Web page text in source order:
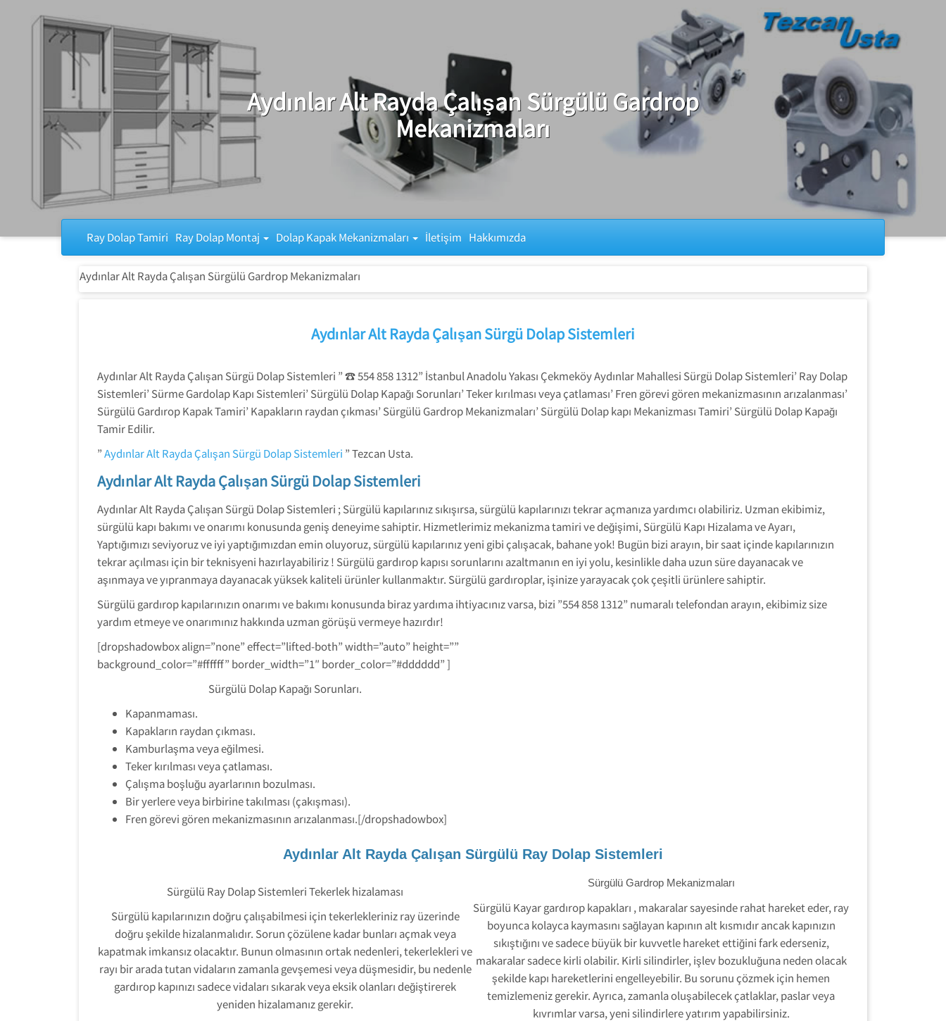
Aydınlar Alt Rayda Çalışan Sürgülü Gardrop
Mekanizmaları
Ray Dolap Tamiri Ray Dolap Montaj Dolap Kapak Mekanizmaları İletişim Hakkımızda
Aydınlar Alt Rayda Çalışan Sürgülü Gardrop Mekanizmaları
Aydınlar Alt Rayda Çalışan Sürgü Dolap Sistemleri
Aydınlar Alt Rayda Çalışan Sürgü Dolap Sistemleri ” ☎ 554 858 1312” İstanbul Anadolu Yakası Çekmeköy Aydınlar Mahallesi Sürgü Dolap Sistemleri’ Ray Dolap
Sistemleri’ Sürme Gardolap Kapı Sistemleri’ Sürgülü Dolap Kapağı Sorunları’ Teker kırılması veya çatlaması’ Fren görevi gören mekanizmasının arızalanması’
Sürgülü Gardırop Kapak Tamiri’ Kapakların raydan çıkması’ Sürgülü Gardrop Mekanizmaları’ Sürgülü Dolap kapı Mekanizması Tamiri’ Sürgülü Dolap Kapağı
Tamir Edilir.
”Aydınlar Alt Rayda Çalışan Sürgü Dolap Sistemleri ” Tezcan Usta.
Aydınlar Alt Rayda Çalışan Sürgü Dolap Sistemleri
Aydınlar Alt Rayda Çalışan Sürgü Dolap Sistemleri ; Sürgülü kapılarınız sıkışırsa, sürgülü kapılarınızı tekrar açmanıza yardımcı olabiliriz. Uzman ekibimiz,
sürgülü kapı bakımı ve onarımı konusunda geniş deneyime sahiptir. Hizmetlerimiz mekanizma tamiri ve değişimi, Sürgülü Kapı Hizalama ve Ayarı,
Yaptığımızı seviyoruz ve iyi yaptığımızdan emin oluyoruz, sürgülü kapılarınız yeni gibi çalışacak, bahane yok! Bugün bizi arayın, bir saat içinde kapılarınızın
tekrar açılması için bir teknisyeni hazırlayabiliriz ! Sürgülü gardırop kapısı sorunlarını azaltmanın en iyi yolu, kesinlikle daha uzun süre dayanacak ve
aşınmaya ve yıpranmaya dayanacak yüksek kaliteli ürünler kullanmaktır. Sürgülü gardıroplar, işinize yarayacak çok çeşitli ürünlere sahiptir.
Sürgülü gardırop kapılarınızın onarımı ve bakımı konusunda biraz yardıma ihtiyacınız varsa, bizi ”554 858 1312” numaralı telefondan arayın, ekibimiz size
yardım etmeye ve onarımınız hakkında uzman görüşü vermeye hazırdır!
[dropshadowbox align=”none” effect=”lifted-both” width=”auto” height=””
background_color=”#ffffff” border_width=”1″ border_color=”#dddddd” ]
Sürgülü Dolap Kapağı Sorunları.
Kapanmaması.
Kapakların raydan çıkması.
Kamburlaşma veya eğilmesi.
Teker kırılması veya çatlaması.
Çalışma boşluğu ayarlarının bozulması.
Bir yerlere veya birbirine takılması (çakışması).
Fren görevi gören mekanizmasının arızalanması.[/dropshadowbox]
Aydınlar Alt Rayda Çalışan Sürgülü Ray Dolap Sistemleri
Sürgülü Ray Dolap Sistemleri Tekerlek hizalaması
Sürgülü kapılarınızın doğru çalışabilmesi için tekerlekleriniz ray üzerinde
doğru şekilde hizalanmalıdır. Sorun çözülene kadar bunları açmak veya
kapatmak imkansız olacaktır. Bunun olmasının ortak nedenleri, tekerlekleri ve
rayı bir arada tutan vidaların zamanla gevşemesi veya düşmesidir, bu nedenle
gardırop kapınızı sadece vidaları sıkarak veya eksik olanları değiştirerek
yeniden hizalamanız gerekir.
Sürgülü Gardrop Mekanizmaları
Sürgülü Kayar gardırop kapakları , makaralar sayesinde rahat hareket eder, ray
boyunca kolayca kaymasını sağlayan kapının alt kısmıdır ancak kapınızın
sıkıştığını ve sadece büyük bir kuvvetle hareket ettiğini fark ederseniz,
makaralar sadece kirli olabilir. Kirli silindirler, işlev bozukluğuna neden olacak
şekilde kapı hareketlerini engelleyebilir. Bu sorunu çözmek için hemen
temizlemeniz gerekir. Ayrıca, zamanla oluşabilecek çatlaklar, paslar veya
kıvrımlar varsa, yeni silindirlere yatırım yapabilirsiniz.